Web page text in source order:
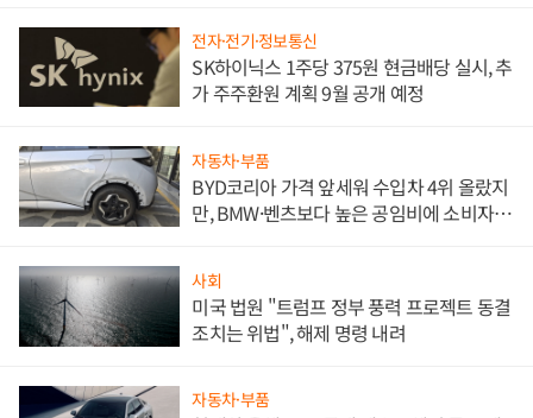
전자·전기·정보통신
SK하이닉스 1주당 375원 현금배당 실시, 추
가 주주환원 계획 9월 공개 예정
자동차·부품
BYD코리아 가격 앞세워 수입차 4위 올랐지
만, BMW·벤츠보다 높은 공임비에 소비자
사회
미국 법원 "트럼프 정부 풍력 프로젝트 동결
조치는 위법", 해제 명령 내려
자동차·부품